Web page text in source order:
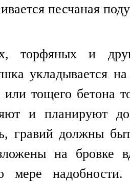
песчаная
торфяных и
укладывается
или тощего бетона
и планируют
гравий должны
на бровке
мере надобности.